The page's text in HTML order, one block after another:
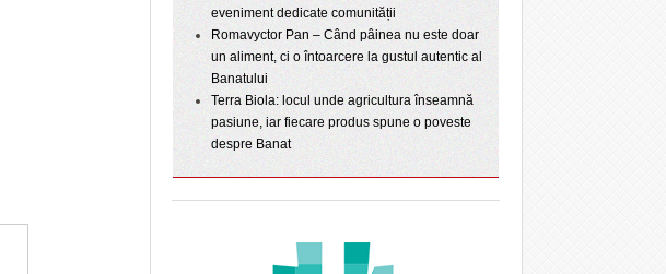
eveniment dedicate comunității
Romavyctor Pan – Când pâinea nu este doar
un aliment, ci o întoarcere la gustul autentic al
Banatului
Terra Biola: locul unde agricultura înseamnă
pasiune, iar fiecare produs spune o poveste
despre Banat